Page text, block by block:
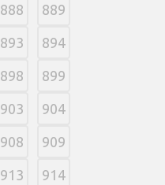
888 889
893 894
898 899
903 904
908 909
913 914